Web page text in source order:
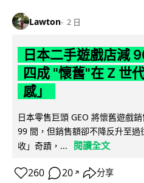
Lawton 2 日
日本二手遊戲店減
四成 "懷舊"在 Z 世
感」
日本零售巨頭 GEO 將懷舊遊戲
99 間，但銷售額卻不降反升至
收」奇蹟，...
閱讀全文
260 20 ↗ 分享